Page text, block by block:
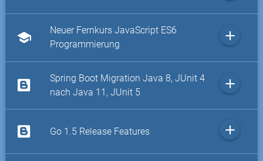
school
Neuer Fernkurs JavaScript ES6
Programmierung
add
Spring Boot Migration Java 8, JUnit 4
nach Java 11, JUnit 5
add
Go 1.5 Release Features add